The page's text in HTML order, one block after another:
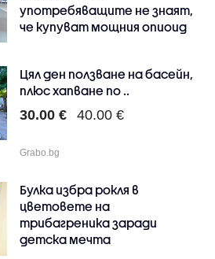
употребяващите не знаят,
че купуват мощния опиоид
Цял ден ползване на басейн,
плюс хапване по ..
30.00 € 40.00 €
Grabo.bg
Булка избра рокля в
цветовете на
трибагреника заради
детска мечта